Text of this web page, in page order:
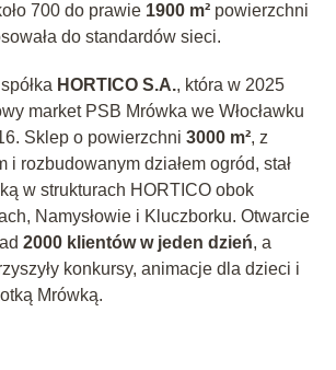
700 do prawie 1900 m²powierzchni
do standardów sieci.
HORTICO S.A., która w 2025
market PSB Mrówka we Włocławku
Sklep o powierzchni 3000 m², z
i rozbudowanym działem ogród, stał
w strukturach HORTICO obok
Namysłowie i Kluczborku. Otwarcie
2000 klientów w jeden dzień, a
konkursy, animacje dla dzieci i
Mrówką.